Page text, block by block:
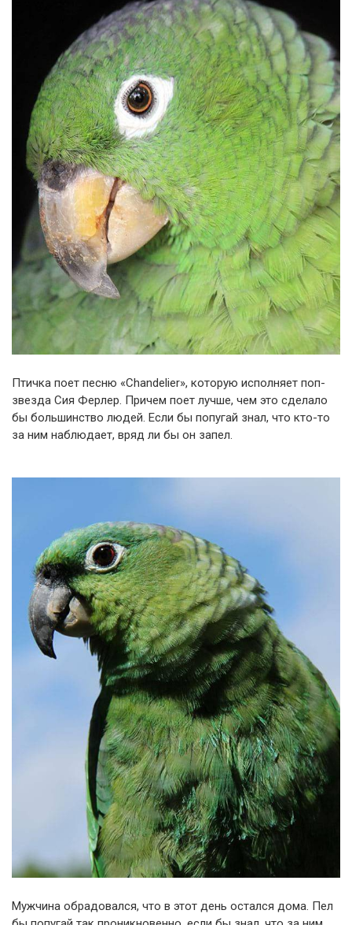
Птичка поет песню «Chandelier», которую исполняет поп-
звезда Сия Ферлер. Причем поет лучше, чем это сделало
бы большинство людей. Если бы попугай знал, что кто-то
за ним наблюдает, вряд ли бы он запел.
Мужчина обрадовался, что в этот день остался дома. Пел